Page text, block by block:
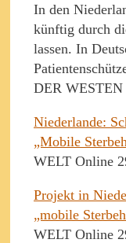
In den
künftig durch
lassen. In
DER WESTEN
Niederlande:
„Mobile
WELT Online
Projekt in
„mobile
WELT Online